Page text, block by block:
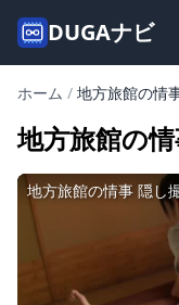
DUGAナビ
ホーム / 地方旅館の情
地方旅館の